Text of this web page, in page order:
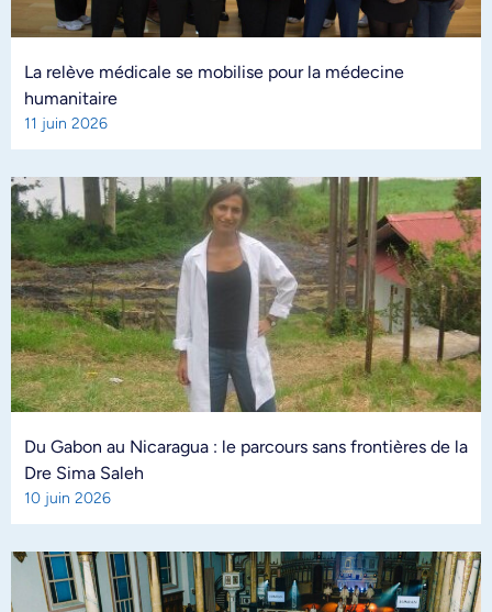
La relève médicale se mobilise pour la médecine
humanitaire
11 juin 2026
Du Gabon au Nicaragua : le parcours sans frontières de la
Dre Sima Saleh
10 juin 2026